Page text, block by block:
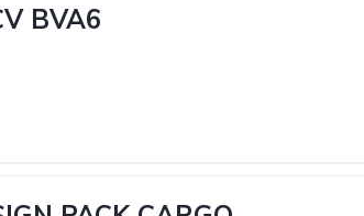
BVA6